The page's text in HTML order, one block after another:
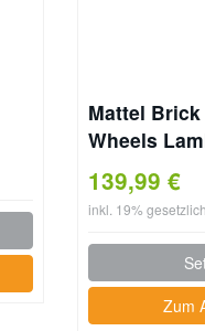
Mattel
Wheels
P400 SV
139,99 €
inkl. 19%
Zum